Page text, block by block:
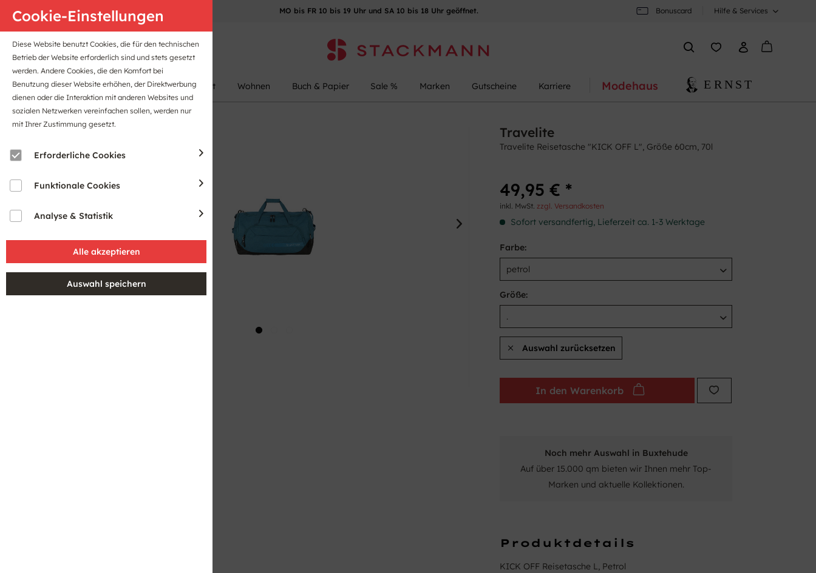
Anfahrt B2B-Portal MO bis FR 10 bis 19 Uhr und SA 10 bis 18 Uhr geöffnet. Bonuscard Hilfe & Services
Damen Herren Kinder Sport Wohnen Buch & Papier Sale % Marken Gutscheine Karriere Modehaus
Cookie-Einstellungen
Diese Website benutzt Cookies, die für den technischen
Betrieb der Website erforderlich sind und stets gesetzt
werden. Andere Cookies, die den Komfort bei
Benutzung dieser Website erhöhen, der Direktwerbung
dienen oder die Interaktion mit anderen Websites und
sozialen Netzwerken vereinfachen sollen, werden nur
mit Ihrer Zustimmung gesetzt.
Erforderliche Cookies
Funktionale Cookies
Analyse & Statistik
Travelite
Travelite Reisetasche "KICK OFF L", Größe 60cm, 70l
49,95 € *
inkl. MwSt.zzgl. Versandkosten
Sofort versandfertig, Lieferzeit ca. 1-3 Werktage
Farbe:
Größe:
Auswahl zurücksetzen
In den Warenkorb
Noch mehr Auswahl in Buxtehude
Auf über 15.000 qm bieten wir Ihnen mehr Top-
Marken und aktuelle Kollektionen.
Produktdetails
KICK OFF Reisetasche L, Petrol